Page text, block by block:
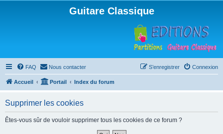
Guitare Classique
FAQ Nous contacter Connexion
S’enregistrer
Accueil Portail Index du forum
Supprimer les cookies
Êtes-vous sûr de vouloir supprimer tous les cookies de ce forum ?